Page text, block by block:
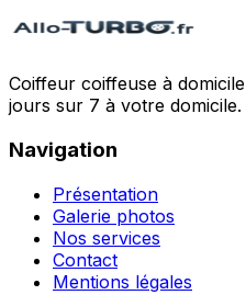
Coiffeur coiffeuse à
jours sur 7 à votre domicile.
Navigation
Présentation
Galerie photos
Nos services
Contact
Mentions légales